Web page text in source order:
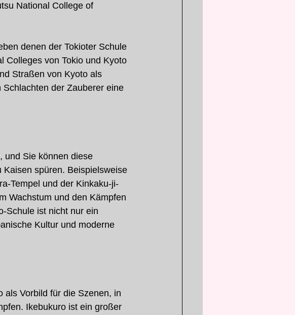
National College of
denen der Tokioter Schule
Colleges von Tokio und Kyoto
Straßen von Kyoto als
der Zauberer eine
und Sie können diese
spüren. Beispielsweise
Tempel und der Kinkaku-ji-
Wachstum und den Kämpfen
Schule ist nicht nur ein
Kultur und moderne
als Vorbild für die Szenen, in
Ikebukuro ist ein großer